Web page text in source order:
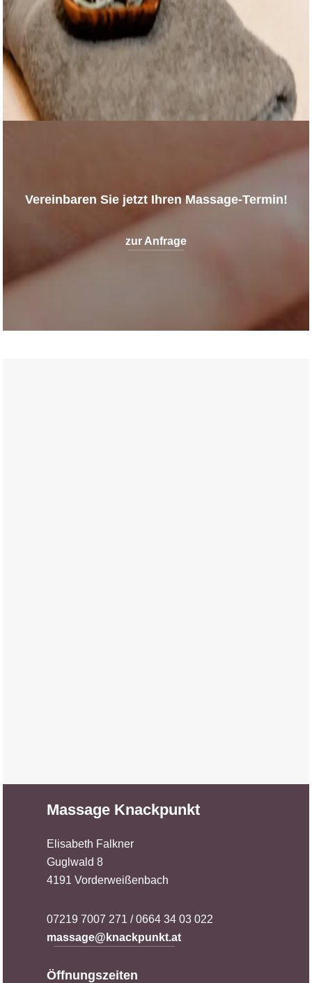
Vereinbaren Sie jetzt Ihren Massage-Termin!
zur Anfrage
Massage Knackpunkt
Elisabeth Falkner
Guglwald 8
4191 Vorderweißenbach
07219 7007 271 / 0664 34 03 022
massage@knackpunkt.at
Öffnungszeiten